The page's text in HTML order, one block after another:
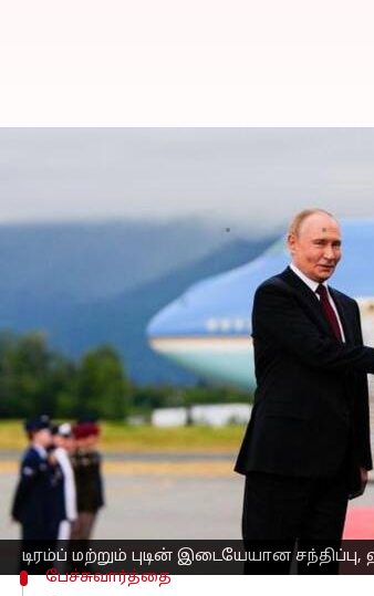
டிரம்ப் மற்றும் புடின் இடையேயான
காசா போர் ஓவர்,
எழுதியவர் Oct 17, 2025 08:19
செய்தி முன்னோட்டம்
உக்ரைனில்நடக்கும் போரை
அமெரிக்க
அதிபர்டொனால்ட்
ட்ரூத் சோஷியலில்ஒரு
வாழ்த்தியதாகவும், இது "பல
"மத்திய கிழக்கில் கிடைத்த
பேச்சுவார்த்தை